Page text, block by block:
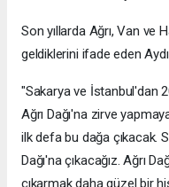
Son yıllarda Ağrı, Van ve
geldiklerini ifade eden
"Sakarya ve İstanbul'dan
Ağrı Dağı'na zirve
ilk defa bu dağa çıkacak.
Dağı'na çıkacağız. Ağrı
çıkarmak daha güzel bir